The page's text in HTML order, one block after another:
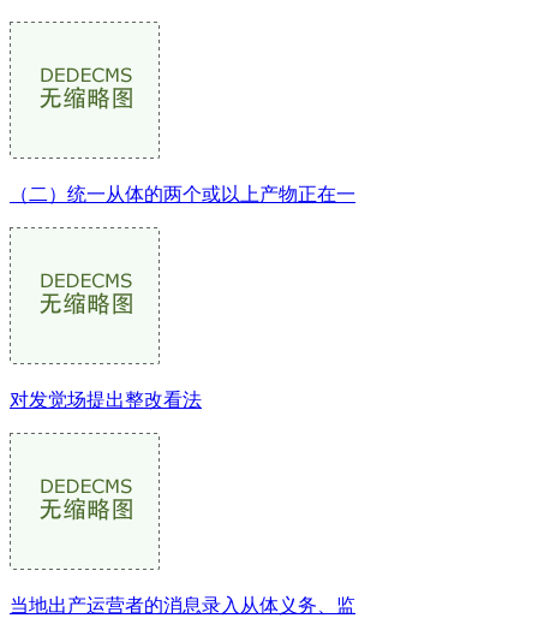
（二）统一从体的两个或以上产物正在一
对发觉场提出整改看法
当地出产运营者的消息录入从体义务、监